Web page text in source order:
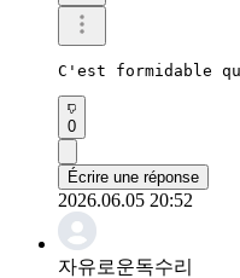
C'est formidable
0
Écrire une réponse
2026.06.05 20:52
자유로운독수리